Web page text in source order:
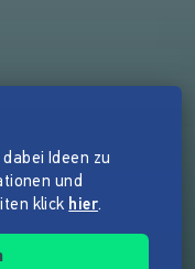
Ideen zu
und
klick hier.